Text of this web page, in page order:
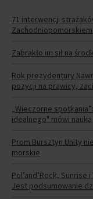
71 interwencji
Zachodniopomorskiem
Zabrakło im sił na
Rok prezydentury
pozycji na prawicy,
„Wieczorne
idealnego" mówi nauka
Prom Bursztyn Unity
morskie
Pol’and’Rock,
Jest podsumowanie